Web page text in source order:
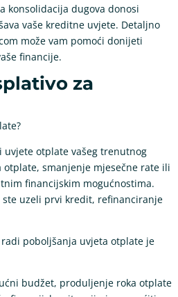
konsolidacija dugova donosi
vaše kreditne uvjete. Detaljno
može vam pomoći donijeti
financije.
za
otplate vašeg trenutnog
smanjenje mjesečne rate ili
financijskim mogućnostima.
ste uzeli prvi kredit, refinanciranje
poboljšanja uvjeta otplate je
budžet, produljenje roka otplate